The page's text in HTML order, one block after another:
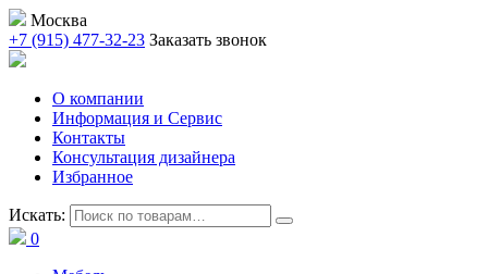
Москва
+7 (915) 477-32-23 Заказать звонок
О компании
Информация и Сервис
Контакты
Консультация дизайнера
Избранное
Искать:
0